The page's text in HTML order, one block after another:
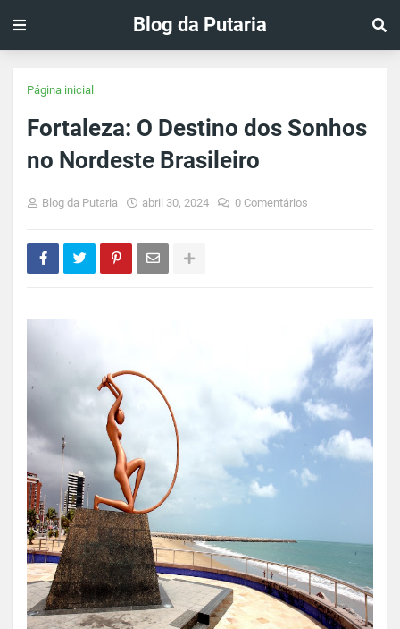
Blog da Putaria
Página inicial
Fortaleza: O Destino dos Sonhos
no Nordeste Brasileiro
Blog da Putaria abril 30, 2024 0 Comentários